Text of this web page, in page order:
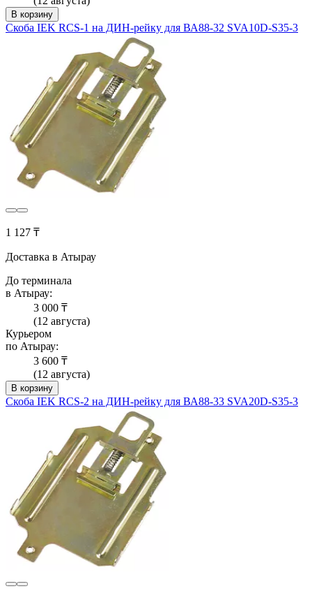
В корзину
Скоба IEK RCS-1 на ДИН-рейку для ВА88-32 SVA10D-S35-3
1 127 ₸
Доставка в Атырау
До терминала
в Атырау:
3 000 ₸
(12 августа)
Курьером
по Атырау:
3 600 ₸
(12 августа)
В корзину
Скоба IEK RCS-2 на ДИН-рейку для ВА88-33 SVA20D-S35-3